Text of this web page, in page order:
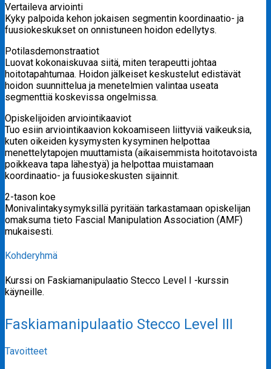
Vertaileva arviointi
Kyky palpoida kehon jokaisen segmentin koordinaatio- ja
fuusiokeskukset on onnistuneen hoidon edellytys.
Potilasdemonstraatiot
Luovat kokonaiskuvaa siitä, miten terapeutti johtaa
hoitotapahtumaa. Hoidon jälkeiset keskustelut edistävät
hoidon suunnittelua ja menetelmien valintaa useata
segmenttiä koskevissa ongelmissa.
Opiskelijoiden arviointikaaviot
Tuo esiin arviointikaavion kokoamiseen liittyviä vaikeuksia,
kuten oikeiden kysymysten kysyminen helpottaa
menettelytapojen muuttamista (aikaisemmista hoitotavoista
poikkeava tapa lähestyä) ja helpottaa muistamaan
koordinaatio- ja fuusiokeskusten sijainnit.
2-tason koe
Monivalintakysymyksillä pyritään tarkastamaan opiskelijan
omaksuma tieto Fascial Manipulation Association (AMF)
mukaisesti.
Kohderyhmä
Kurssi on Faskiamanipulaatio Stecco Level I -kurssin
käyneille.
Faskiamanipulaatio Stecco Level III
Tavoitteet